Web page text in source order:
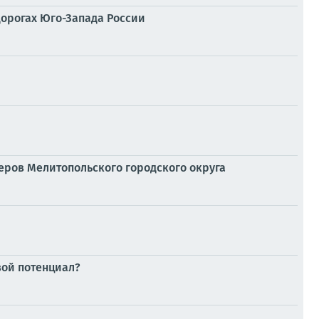
Юго-Запада России
Мелитопольского городского округа
потенциал?